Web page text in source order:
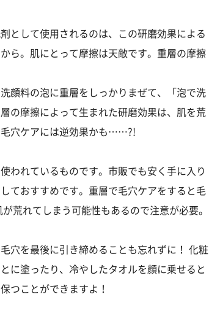
として使用されるのは、この研磨効果による
ら。肌にとって摩擦は天敵です。重層の摩擦
顔料の泡に重層をしっかりまぜて、「泡で洗
の摩擦によって生まれた研磨効果は、肌を荒
毛穴ケアには逆効果かも……?!
われているものです。市販でも安く手に入り
ておすすめです。重層で毛穴ケアをすると毛
荒れてしまう可能性もあるので注意が必要。
穴を最後に引き締めることも忘れずに！ 化粧
に塗ったり、冷やしたタオルを顔に乗せると
つことができますよ！